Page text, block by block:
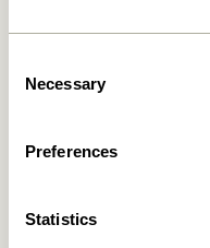
Selection
Necessary
Preferences
Statistics
Naturel/ Multicoloré (set de